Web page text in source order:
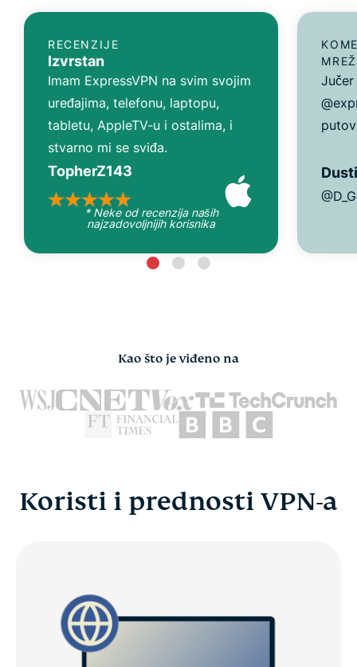
RECENZIJE
Izvrstan
Imam ExpressVPN na svim svojim
uređajima, telefonu, laptopu,
tabletu, AppleTV-u i ostalima, i
stvarno mi se sviđa.
TopherZ143
* Neke od recenzija naših
najzadovoljnijih korisnika
Kao što je viđeno na
Koristi i prednosti VPN-a